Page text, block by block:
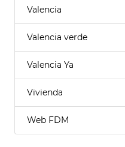
Valencia
Valencia verde
Valencia Ya
Vivienda
Web FDM